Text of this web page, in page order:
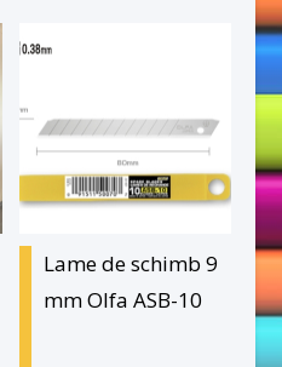
Lame de schimb 9
mm Olfa ASB-10